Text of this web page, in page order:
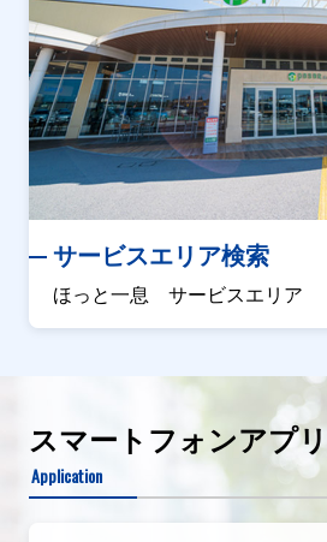
サービスエリア検索
ほっと一息 サービスエリア
スマートフォンアプリ
Application